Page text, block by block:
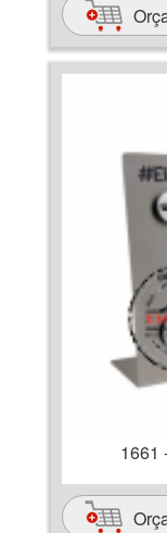
1661